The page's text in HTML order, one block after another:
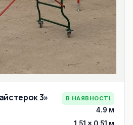
3» В НАЯВНОСТІ
4.9 м